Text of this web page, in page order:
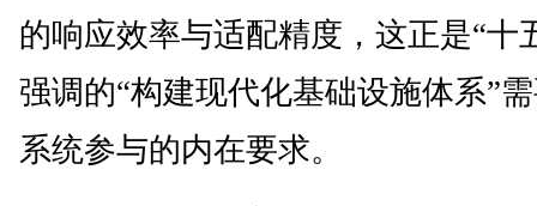
的响应效率与适配精度，这正是“十
强调的“构建现代化基础设施体系”
系统参与的内在要求。